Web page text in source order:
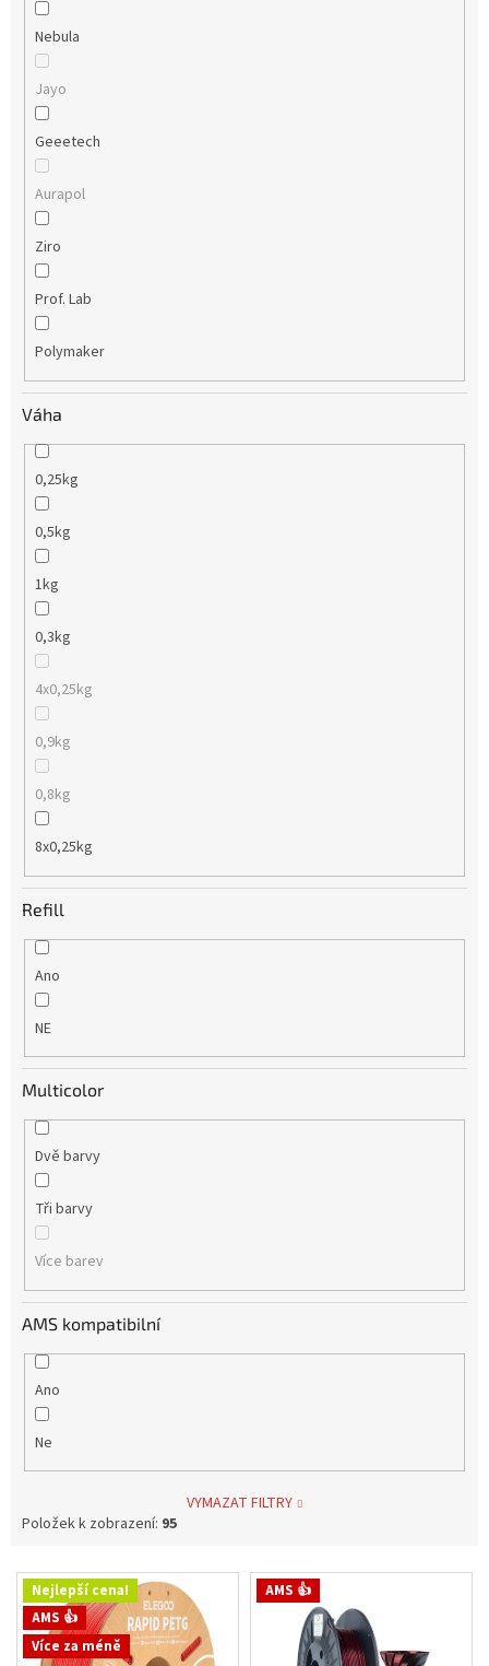
Nebula
Jayo
Geeetech
Aurapol
Ziro
Prof. Lab
Polymaker
Váha
0,25kg
0,5kg
1kg
0,3kg
4x0,25kg
0,9kg
0,8kg
8x0,25kg
Refill
Ano
NE
Multicolor
Dvě barvy
Tři barvy
Více barev
AMS kompatibilní
Ano
Ne
VYMAZAT FILTRY
Položek k zobrazení: 95
V Nejlepší cena!
AMS 👍
Více za méně
AMS 👍